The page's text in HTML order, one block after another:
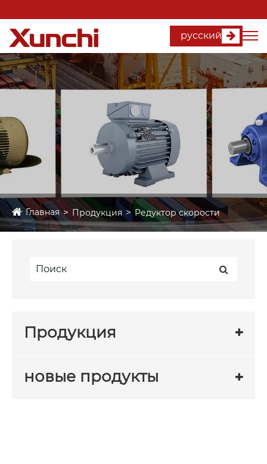
русский
Главная Продукция Редуктор скорости
Продукция
новые продукты